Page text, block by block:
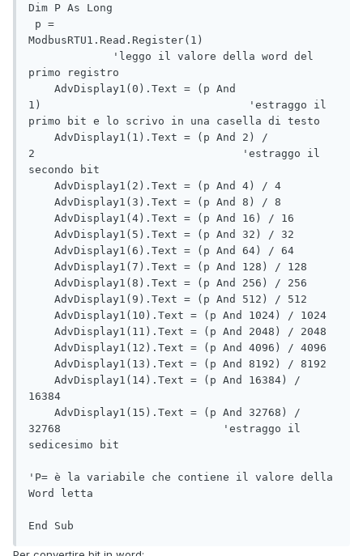
Dim P As Long
ModbusRTU1.Read.Register(1)
'leggo il valore della word del
primo registro
AdvDisplay1(0).Text = (p And
1)                                'estraggo il
primo bit e lo scrivo in una casella di testo
AdvDisplay1(1).Text = (p And 2) /
2                                'estraggo il
secondo bit
AdvDisplay1(2).Text = (p And 4) / 4
AdvDisplay1(3).Text = (p And 8) / 8
AdvDisplay1(4).Text = (p And 16) / 16
AdvDisplay1(5).Text = (p And 32) / 32
AdvDisplay1(6).Text = (p And 64) / 64
AdvDisplay1(7).Text = (p And 128) / 128
AdvDisplay1(8).Text = (p And 256) / 256
AdvDisplay1(9).Text = (p And 512) / 512
AdvDisplay1(10).Text = (p And 1024) / 1024
AdvDisplay1(11).Text = (p And 2048) / 2048
AdvDisplay1(12).Text = (p And 4096) / 4096
AdvDisplay1(13).Text = (p And 8192) / 8192
AdvDisplay1(14).Text = (p And 16384) /
16384
AdvDisplay1(15).Text = (p And 32768) /
32768                         'estraggo il
sedicesimo bit
'P= è la variabile che contiene il valore della
Word letta
End Sub